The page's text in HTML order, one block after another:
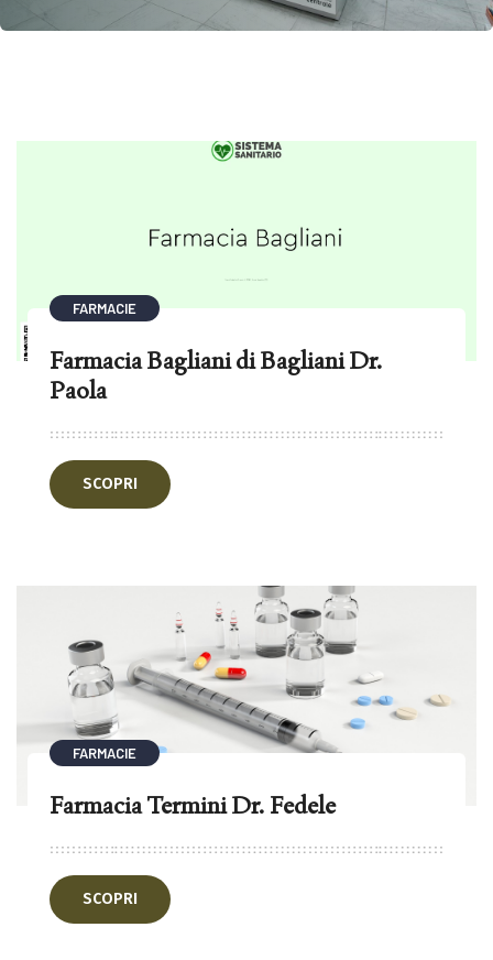
FARMACIE
Farmacia Bagliani di Bagliani Dr.
Paola
SCOPRI
FARMACIE
Farmacia Termini Dr. Fedele
SCOPRI